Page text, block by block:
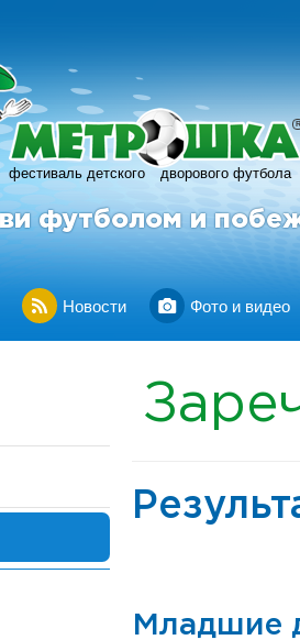
фестиваль детского дворового футбола
R
футболом и
Новости Фото и видео
Младшие